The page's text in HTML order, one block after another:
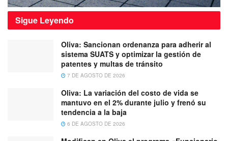
Sigue Leyendo
Oliva: Sancionan ordenanza para adherir al
sistema SUATS y optimizar la gestión de
patentes y multas de tránsito
7 DE AGOSTO DE 2026
Oliva: La variación del costo de vida se
mantuvo en el 2% durante julio y frenó su
tendencia a la baja
6 DE AGOSTO DE 2026